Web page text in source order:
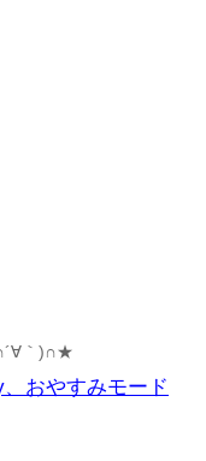
｀)∩★
おやすみモード